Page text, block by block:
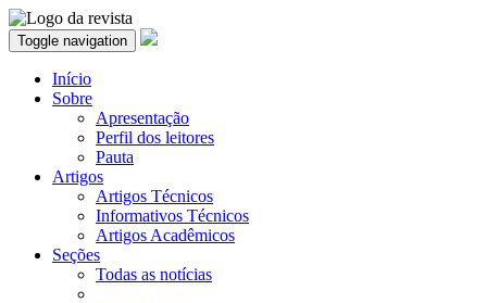
Toggle navigation
Início
Sobre
Apresentação
Perfil dos leitores
Pauta
Artigos
Artigos Técnicos
Informativos Técnicos
Artigos Acadêmicos
Seções
Todas as notícias